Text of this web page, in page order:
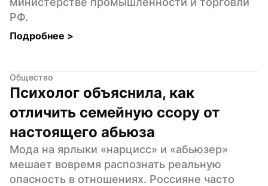
РФ.
Подробнее >
Общество
Психолог объяснила, как
отличить семейную ссору от
настоящего абьюза
Мода на ярлыки «нарцисс» и «абьюзер»
мешает вовремя распознать реальную
опасность в отношениях. Россияне часто